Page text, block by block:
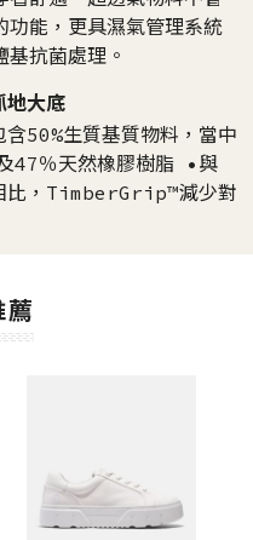
功能，更具濕氣管理系統
基抗菌處理。
大底
50%生質基質物料，當中
47％天然橡膠樹脂 •與
比，TimberGrip™減少對
薦